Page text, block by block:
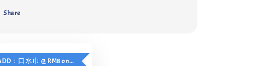
Share
ADD：口水巾 @ RM8 only